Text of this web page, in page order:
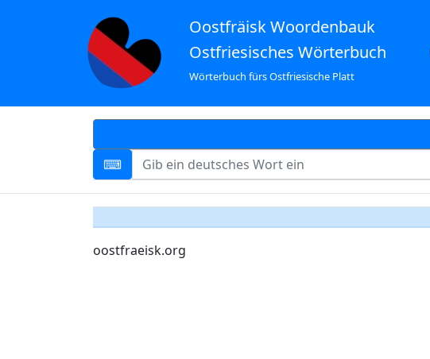
Oostfräisk Woordenbauk
Ostfriesisches Wörterbuch
Wörterbuch fürs Ostfriesische Platt
oostfraeisk.org